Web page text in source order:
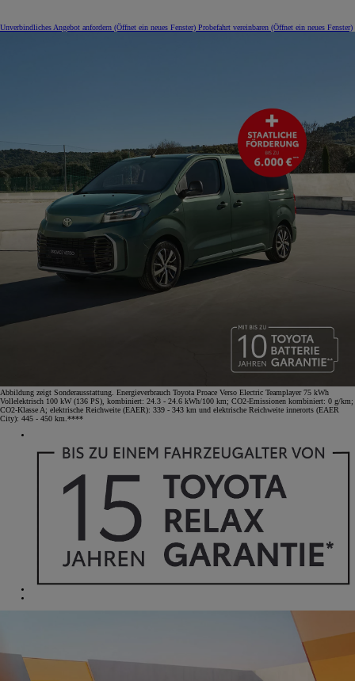
Unverbindliches Angebot anfordern (Öffnet ein neues Fenster) Probefahrt vereinbaren (Öffnet ein neues Fenster)
Abbildung zeigt Sonderausstattung. Energieverbrauch Toyota Proace Verso Electric Teamplayer 75 kWh
Vollelektrisch 100 kW (136 PS), kombiniert: 24.3 - 24.6 kWh/100 km; CO2-Emissionen kombiniert: 0 g/km;
CO2-Klasse A; elektrische Reichweite (EAER): 339 - 343 km und elektrische Reichweite innerorts (EAER
City): 445 - 450 km.****